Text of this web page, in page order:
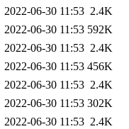
2022-06-30 11:53 2.4K
2022-06-30 11:53 592K
2022-06-30 11:53 2.4K
2022-06-30 11:53 456K
2022-06-30 11:53 2.4K
2022-06-30 11:53 302K
2022-06-30 11:53 2.4K